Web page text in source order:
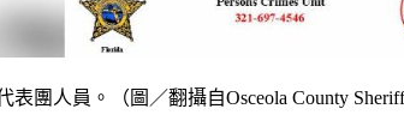
團人員。（圖／翻攝自Osceola County